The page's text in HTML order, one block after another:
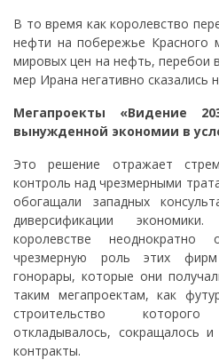
В то время как королевство
нефти на побережье Красного
мировых цен на нефть, перебои
мер Ирана негативно сказались
Мегапроекты «Видение
вынужденной экономии в
Это решение отражает
контроль над чрезмерными
обогащали западных
диверсификации
королевстве
чрезмерную роль этих
гонорары, которые они
таким мегапроектам, как
строительство
откладывалось, сокращалось
контракты.